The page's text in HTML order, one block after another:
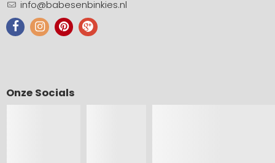
info@babesenbinkies.nl
Onze Socials